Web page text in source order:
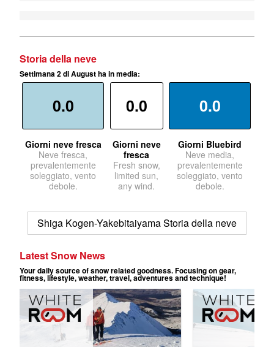
Storia della neve
Settimana 2 di August ha in media:
0.0
Giorni neve fresca
Neve fresca,
prevalentemente
soleggiato, vento
debole.
0.0
Giorni neve
fresca
Fresh snow,
limited sun,
any wind.
0.0
Giorni Bluebird
Neve media,
prevalentemente
soleggiato, vento
debole.
Shiga Kogen-Yakebitaiyama Storia della neve